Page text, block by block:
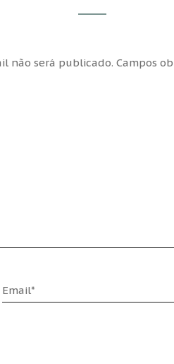
não será publicado. Campos